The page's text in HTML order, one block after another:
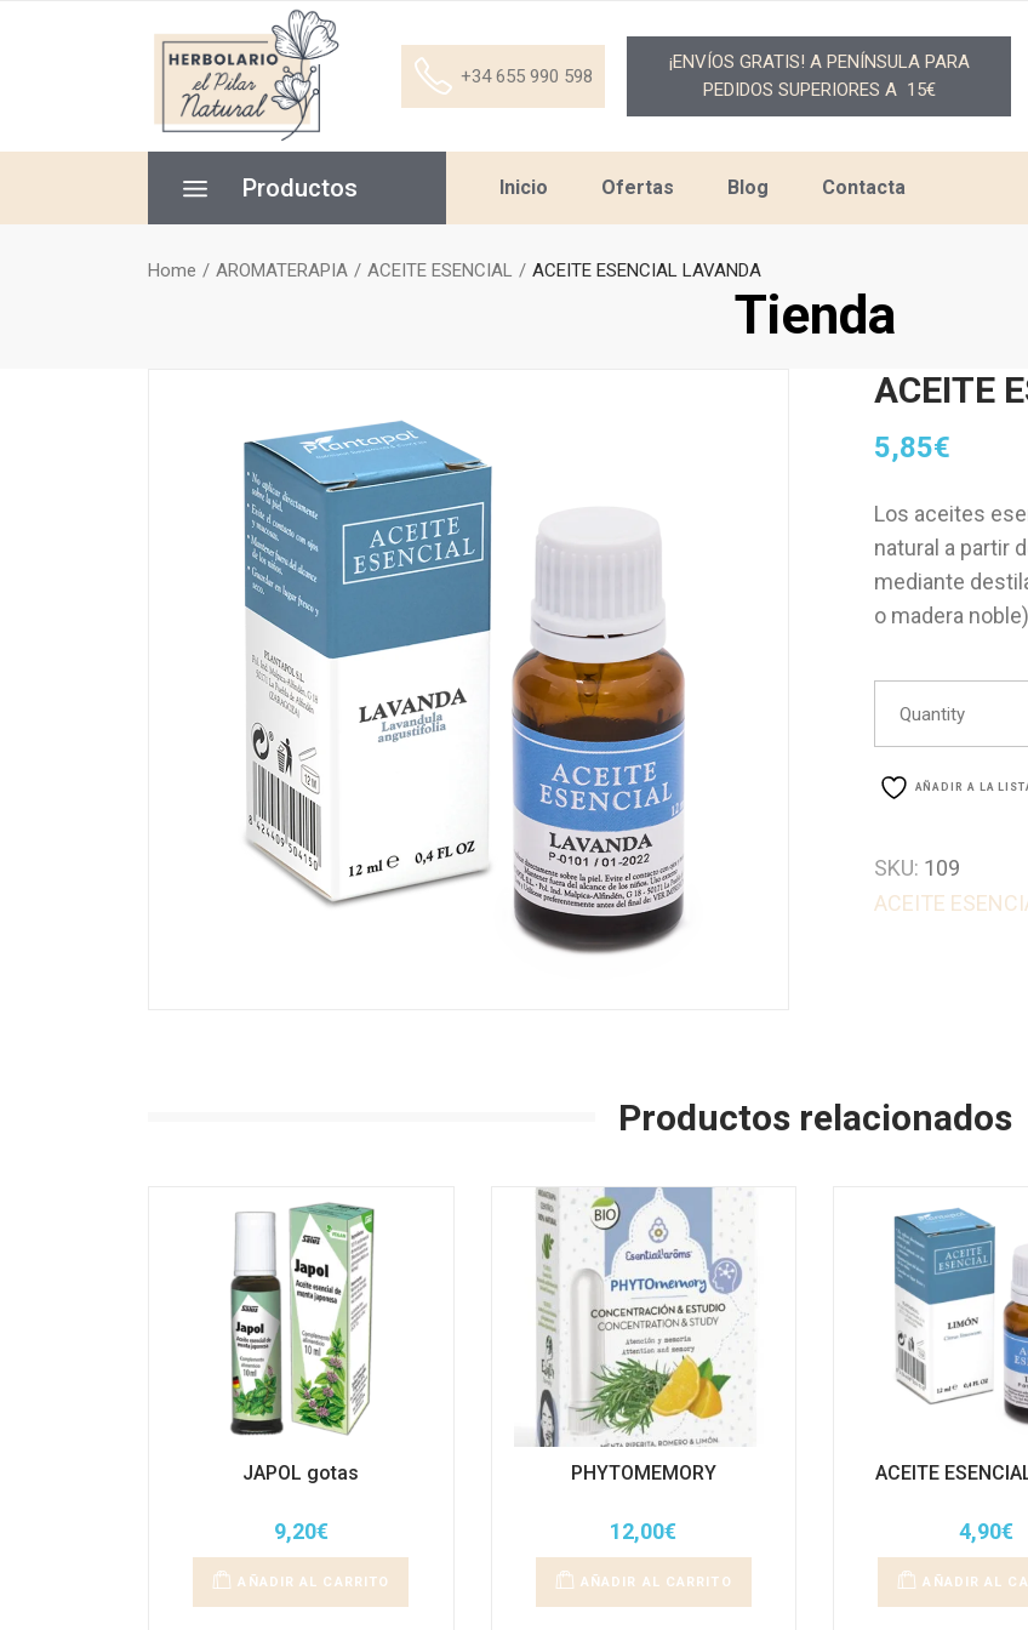
+34 655 990 598
¡ENVÍOS GRATIS! A PENÍNSULA PARA
PEDIDOS SUPERIORES A 15€
Productos Inicio Ofertas Blog Contacta
Tienda
Home AROMATERAPIA ACEITE ESENCIAL ACEITE ESENCIAL LAVANDA
ACEITE
5,85€
Los aceites
natural a partir
mediante
o madera
Quantity
AÑADIR A LA
SKU: 109
ACEITE
Productos relacionados
JAPOL gotas
9,20€
AÑADIR AL CARRITO
PHYTOMEMORY
12,00€
AÑADIR AL CARRITO
ACEITE
4,90€
AÑADIR AL